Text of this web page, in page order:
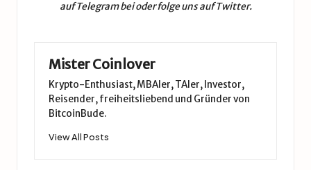
auf Telegrambei oder folge uns aufTwitter.
Mister Coinlover
Krypto-Enthusiast, MBAler, TAler, Investor,
Reisender, freiheitsliebend und Gründer von
BitcoinBude.
View All Posts